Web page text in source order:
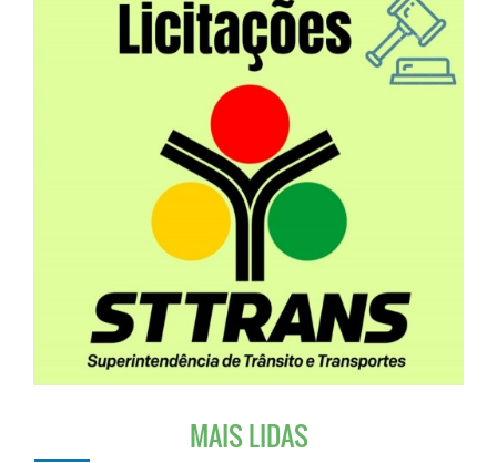
MAIS LIDAS